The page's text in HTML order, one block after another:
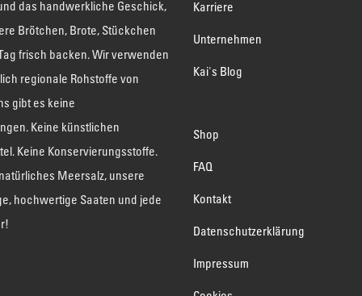
das handwerkliche Geschick,
Brötchen, Brote, Stückchen
frisch backen. Wir verwenden
regionale Rohstoffe von
gibt es keine
Keine künstlichen
Keine Konservierungsstoffe.
Meersalz, unsere
hochwertige Saaten und jede
Karriere
Unternehmen
Kai's Blog
Shop
FAQ
Kontakt
Datenschutzerklärung
Impressum